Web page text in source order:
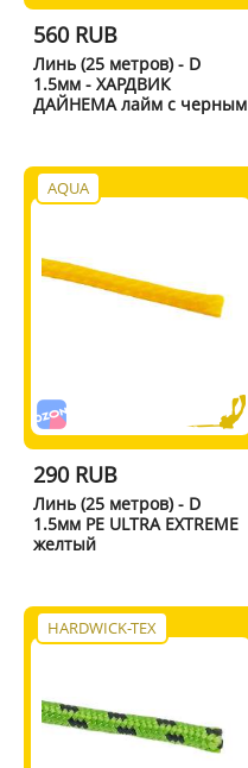
560 RUB
Линь (25 метров) - D
1.5мм - ХАРДВИК
ДАЙНЕМА лайм с черным
AQUA
290 RUB
Линь (25 метров) - D
1.5мм PE ULTRA EXTREME
желтый
HARDWICK-TEX